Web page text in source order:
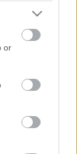
or
Sok szülő
ahol a